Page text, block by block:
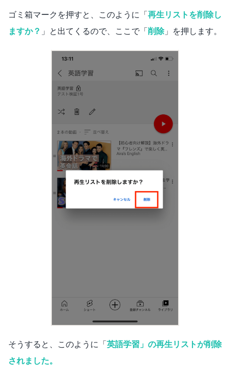
ゴミ箱マークを押すと、このように「 再生リストを削除し
ますか？ 」と出てくるので、ここで「 削除」を押します。
そうすると、このように「 英語学習」の再生リストが削除
されました。